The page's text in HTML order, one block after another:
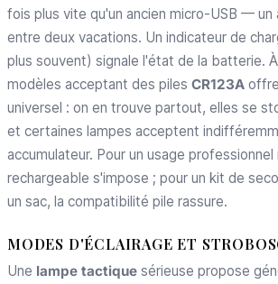
fois plus vite qu'un ancien micro-USB — un
entre deux vacations. Un indicateur de
plus souvent) signale l'état de la batterie.
modèles acceptant des piles CR123A
universel : on en trouve partout, elles se
et certaines lampes acceptent
accumulateur. Pour un usage professionnel
rechargeable s'impose ; pour un kit de
un sac, la compatibilité pile rassure.
MODES D'ÉCLAIRAGE ET
Une lampe tactique sérieuse propose